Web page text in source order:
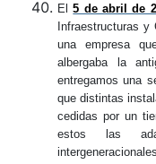
El5 de abril de
Infraestructuras y
una empresa
albergaba la
entregamos una
que distintas
cedidas por un
estos las